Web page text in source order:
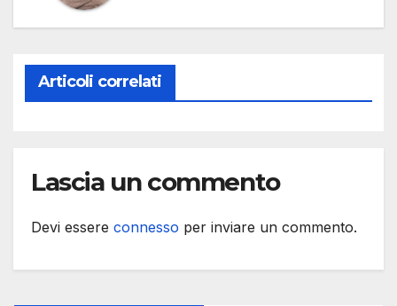
Articoli correlati
Lascia un commento
Devi essere connesso per inviare un commento.